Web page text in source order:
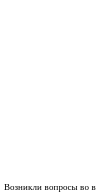
Возникли вопросы во